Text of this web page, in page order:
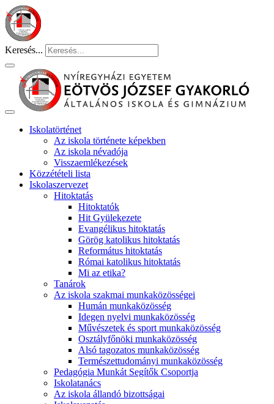
Keresés...
Iskolatörténet
Az iskola története képekben
Az iskola névadója
Visszaemlékezések
Közzétételi lista
Iskolaszervezet
Hitoktatás
Hitoktatók
Hit Gyülekezete
Evangélikus hitoktatás
Görög katolikus hitoktatás
Református hitoktatás
Római katolikus hitoktatás
Mi az etika?
Tanárok
Az iskola szakmai munkaközösségei
Humán munkaközösség
Idegen nyelvi munkaközösség
Művészetek és sport munkaközösség
Osztályfőnöki munkaközösség
Alsó tagozatos munkaközösség
Természettudományi munkaközösség
Pedagógia Munkát Segítők Csoportja
Iskolatanács
Az iskola állandó bizottságai